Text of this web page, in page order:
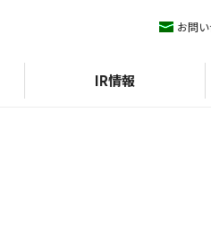
お問
IR情報